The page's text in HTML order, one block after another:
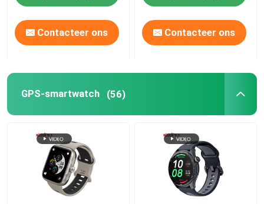
Sim Card Smart Watch
Geschiktheidsdrijver Smartwatch
Touch screen Smartwatch
Slim Manchethorloge
Contacteer ons Contacteer ons
GPS-smartwatch (56)